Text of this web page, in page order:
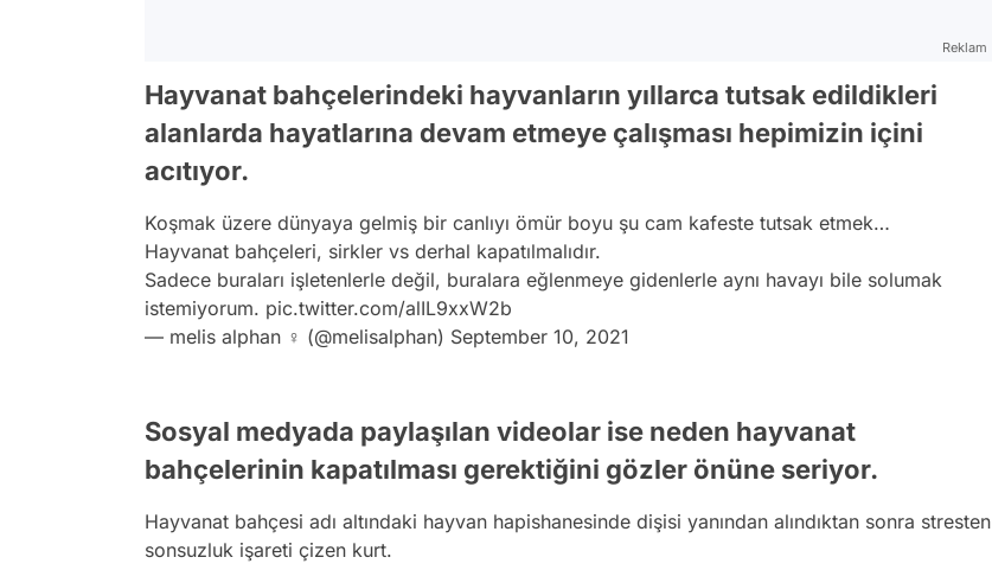
Reklam
Hayvanat bahçelerindeki hayvanların yıllarca tutsak edildikleri
alanlarda hayatlarına devam etmeye çalışması hepimizin içini
acıtıyor.
Koşmak üzere dünyaya gelmiş bir canlıyı ömür boyu şu cam kafeste tutsak etmek…
Hayvanat bahçeleri, sirkler vs derhal kapatılmalıdır.
Sadece buraları işletenlerle değil, buralara eğlenmeye gidenlerle aynı havayı bile solumak
istemiyorum. pic.twitter.com/alIL9xxW2b
— melis alphan ♀ (@melisalphan) September 10, 2021
Sosyal medyada paylaşılan videolar ise neden hayvanat
bahçelerinin kapatılması gerektiğini gözler önüne seriyor.
Hayvanat bahçesi adı altındaki hayvan hapishanesinde dişisi yanından alındıktan sonra stresten
sonsuzluk işareti çizen kurt.